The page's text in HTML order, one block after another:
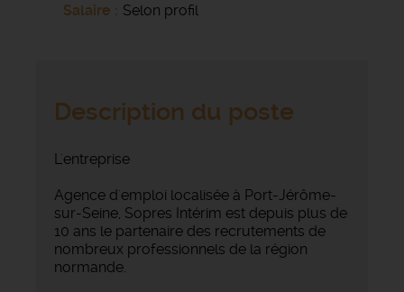
Salaire
Selon profil
Description du poste
L'entreprise
Agence d'emploi localisée à Port-Jérôme-
sur-Seine, Sopres Intérim est depuis plus de
10 ans le partenaire des recrutements de
nombreux professionnels de la région
normande.